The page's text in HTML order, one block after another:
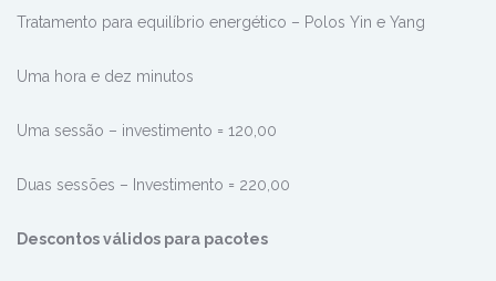
Tratamento para equilíbrio energético – Polos Yin e Yang
Uma hora e dez minutos
Uma sessão – investimento = 120,00
Duas sessões – Investimento = 220,00
Descontos válidos para pacotes